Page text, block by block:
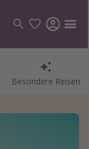
Besondere Reisen